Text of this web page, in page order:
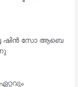
ഷിൻ സോ ആബെ